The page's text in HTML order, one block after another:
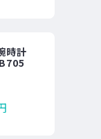
時計